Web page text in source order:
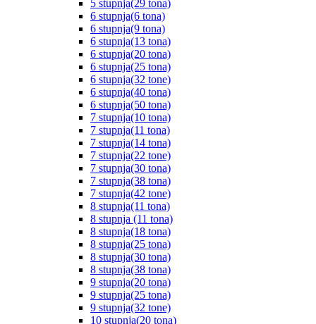
5 stupnja(29 tona)
6 stupnja(6 tona)
6 stupnja(9 tona)
6 stupnja(13 tona)
6 stupnja(20 tona)
6 stupnja(25 tona)
6 stupnja(32 tone)
6 stupnja(40 tona)
6 stupnja(50 tona)
7 stupnja(10 tona)
7 stupnja(11 tona)
7 stupnja(14 tona)
7 stupnja(22 tone)
7 stupnja(30 tona)
7 stupnja(38 tona)
7 stupnja(42 tone)
8 stupnja(11 tona)
8 stupnja (11 tona)
8 stupnja(18 tona)
8 stupnja(25 tona)
8 stupnja(30 tona)
8 stupnja(38 tona)
9 stupnja(20 tona)
9 stupnja(25 tona)
9 stupnja(32 tone)
10 stupnja(20 tona)